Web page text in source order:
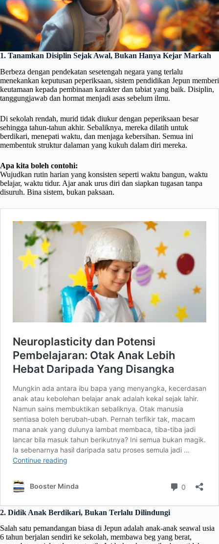
1. Tanamkan Disiplin Sejak Awal, Bukan Hanya Kejar Markah
Berbeza dengan pendekatan sesetengah negara yang terlalu
menekankan keputusan peperiksaan, sistem pendidikan Jepun memberi
keutamaan kepada pembinaan karakter dan tabiat yang baik. Disiplin,
tanggungjawab dan hormat menjadi asas sebelum ilmu.
Di sekolah rendah, murid tidak diukur dengan peperiksaan besar
sehingga tahun-tahun akhir. Sebaliknya, mereka dilatih untuk
berdikari, menepati waktu, dan menjaga kebersihan. Semua ini
membentuk struktur dalaman yang kukuh dalam diri mereka.
Apa kita boleh contohi:
Wujudkan rutin harian yang konsisten seperti waktu bangun, waktu
belajar, waktu tidur. Ajar anak urus diri dan siapkan tugasan tanpa
disuruh. Bina sistem, bukan paksaan.
2. Didik Anak Berdikari, Bukan Terlalu Dilindungi
Salah satu pemandangan biasa di Jepun adalah anak-anak seawal usia
6 tahun berjalan sendiri ke sekolah, membawa beg yang berat,